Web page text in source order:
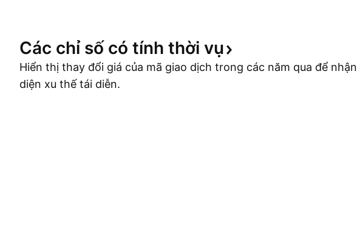
Các chỉ số có tính thời vụ
Hiển thị thay đổi giá của mã giao dịch trong các năm qua để nhận
diện xu thế tái diễn.